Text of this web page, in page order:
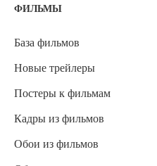
ФИЛЬМЫ
База фильмов
Новые трейлеры
Постеры к фильмам
Кадры из фильмов
Обои из фильмов